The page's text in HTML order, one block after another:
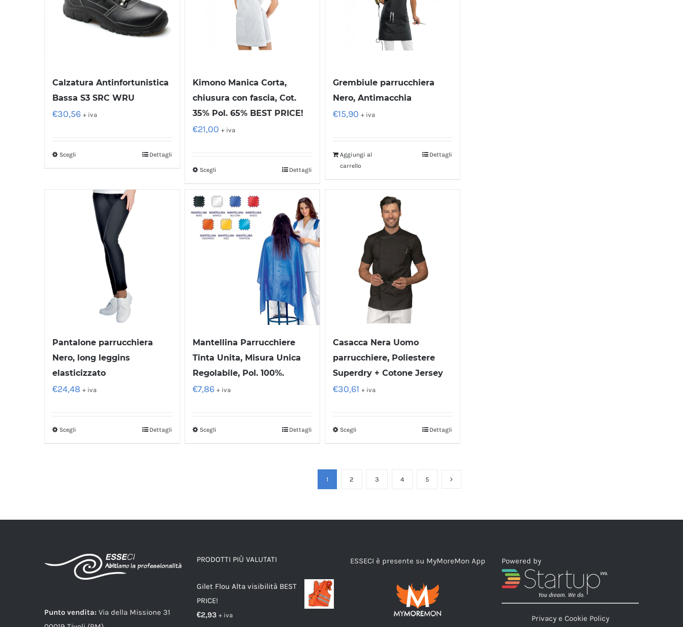
Calzatura Antinfortunistica
Bassa S3 SRC WRU
€30,56 + iva
Scegli Dettagli
Kimono Manica Corta,
chiusura con fascia, Cot.
35% Pol. 65% BEST PRICE!
€21,00 + iva
Scegli Dettagli
Grembiule parrucchiera
Nero, Antimacchia
€15,90 + iva
Aggiungi al
carrello
Dettagli
Pantalone parrucchiera
Nero, long leggins
elasticizzato
€24,48 + iva
Scegli Dettagli
Mantellina Parrucchiere
Tinta Unita, Misura Unica
Regolabile, Pol. 100%.
€7,86 + iva
Scegli Dettagli
Casacca Nera Uomo
parrucchiere, Poliestere
Superdry + Cotone Jersey
€30,61 + iva
Scegli Dettagli
1 2 3 4 5
Punto vendita: Via della Missione 31
PRODOTTI PIÙ VALUTATI
Gilet Flou Alta visibilità BEST
PRICE!
€2,93 + iva
ESSECI è presente su MyMoreMon App Powered by
Privacy e Cookie Policy